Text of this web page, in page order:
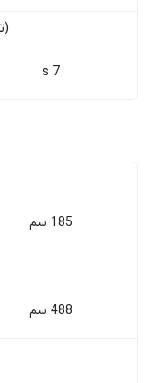
7 s
185 سم
488 سم